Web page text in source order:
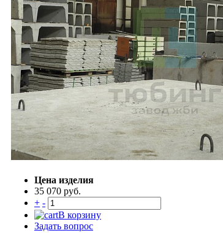
Цена изделия
35 070 руб.
+ -
В корзину
Задать вопрос